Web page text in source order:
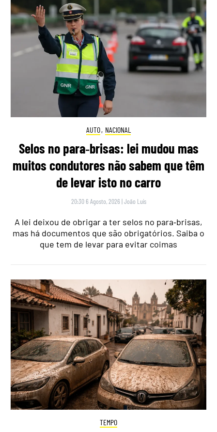
AUTO, NACIONAL
Selos no para‑brisas: lei mudou mas
muitos condutores não sabem que têm
de levar isto no carro
20:30 6 Agosto, 2026 |João Luís
A lei deixou de obrigar a ter selos no para‑brisas,
mas há documentos que são obrigatórios. Saiba o
que tem de levar para evitar coimas
TEMPO